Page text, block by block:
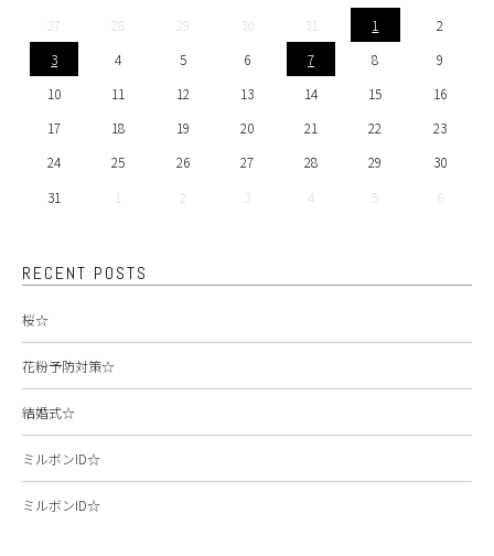
27
28 29 30 31 1
2
3
4 5 6 7 8
9
10
11 12 13 14 15
16
17
18 19 20 21 22
23
24
25 26 27 28 29
30
31
1 2 3 4 5 6
RECENT POSTS
桜☆
花粉予防対策☆
結婚式☆
ミルボンID☆
ミルボンID☆